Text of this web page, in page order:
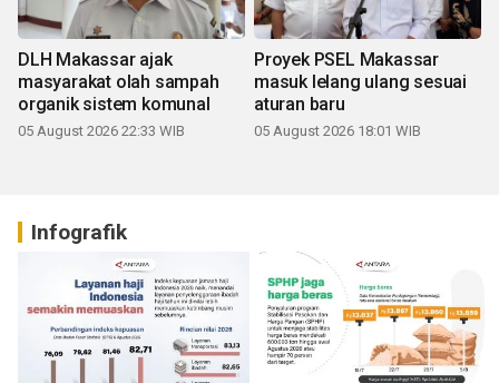
DLH Makassar ajak
masyarakat olah sampah
organik sistem komunal
05 August 2026 22:33 WIB
Proyek PSEL Makassar
masuk lelang ulang sesuai
aturan baru
05 August 2026 18:01 WIB
Infografik